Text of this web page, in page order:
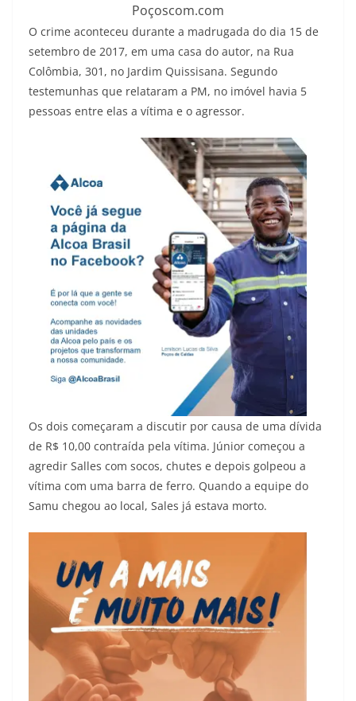
Poçoscom.com
O crime aconteceu durante a madrugada do dia 15 de
setembro de 2017, em uma casa do autor, na Rua
Colômbia, 301, no Jardim Quissisana. Segundo
testemunhas que relataram a PM, no imóvel havia 5
pessoas entre elas a vítima e o agressor.
Os dois começaram a discutir por causa de uma dívida
de R$ 10,00 contraída pela vítima. Júnior começou a
agredir Salles com socos, chutes e depois golpeou a
vítima com uma barra de ferro. Quando a equipe do
Samu chegou ao local, Sales já estava morto.